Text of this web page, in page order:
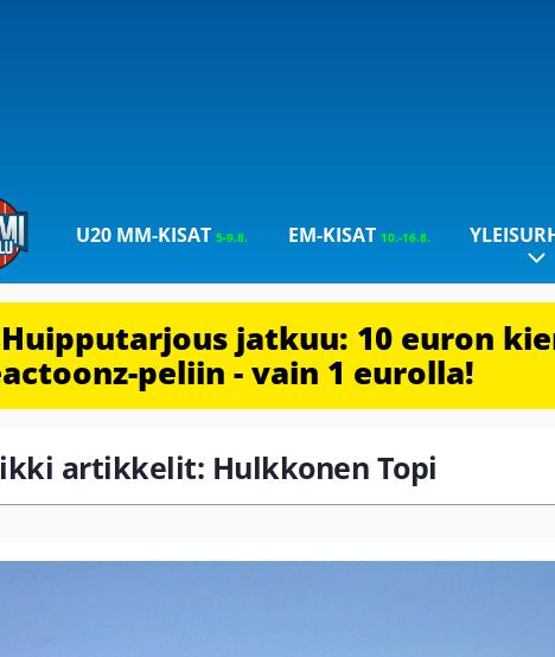
U20 MM-KISAT5-9.8. EM-KISAT 10.-16.8.
Huipputarjous jatkuu: 10 euron
peliin - vain 1 eurolla!
artikkelit: Hulkkonen Topi